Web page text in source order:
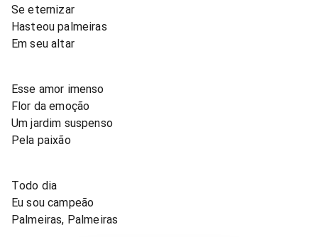
Se eternizar
Hasteou palmeiras
Em seu altar
Esse amor imenso
Flor da emoção
Um jardim suspenso
Pela paixão
Todo dia
Eu sou campeão
Palmeiras, Palmeiras